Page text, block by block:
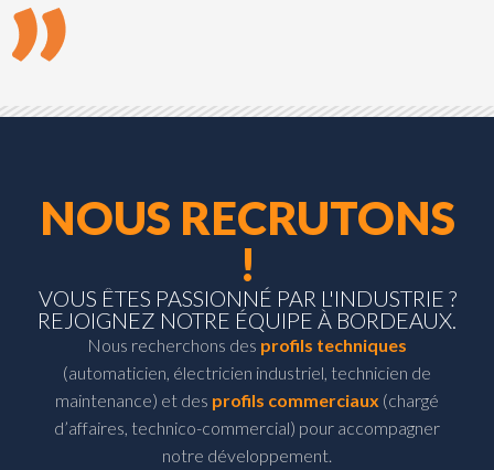
NOUS RECRUTONS
!
VOUS ÊTES PASSIONNÉ PAR L'INDUSTRIE ?
REJOIGNEZ NOTRE ÉQUIPE À BORDEAUX.
Nous recherchons des profils techniques
(automaticien, électricien industriel, technicien de
maintenance) et des profils commerciaux (chargé
d’affaires, technico-commercial) pour accompagner
notre développement.